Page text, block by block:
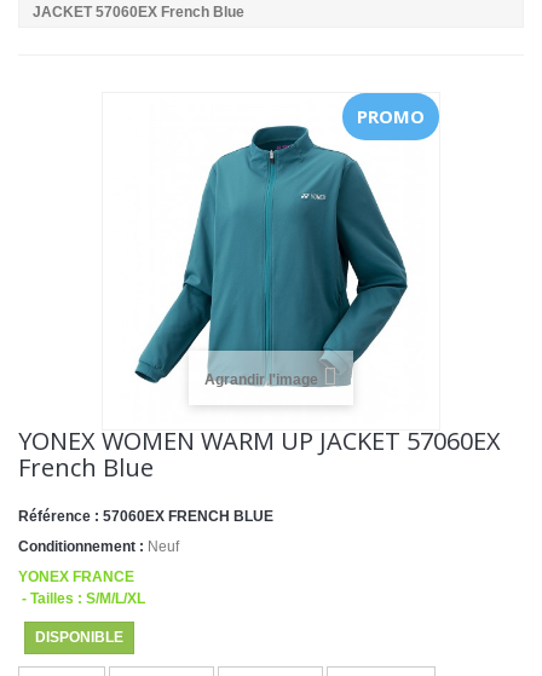
JACKET 57060EX French Blue
PROMO
Agrandir l'image
YONEX WOMEN WARM UP JACKET 57060EX
French Blue
Référence : 57060EX FRENCH BLUE
Conditionnement : Neuf
YONEX FRANCE
- Tailles : S/M/L/XL
DISPONIBLE